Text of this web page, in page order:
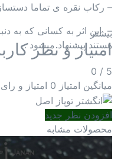
– رکاب نقره ی تماما
–این اثر به کسانی که به
هستند پیشنهاد میشود .
بیشتر
امتیاز و نظر
5
/
0
میانگین امتیاز 0 امتیاز و رای
افزودن نظر جدید
محصولات مشابه